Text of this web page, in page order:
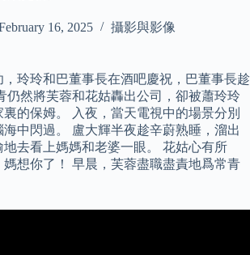
16, 2025 攝影與影像
玲玲和巴董事長在酒吧慶祝，巴董事長趁
仍然將芙蓉和花姑轟出公司，卻被蕭玲玲
的保姆。 入夜，當天電視中的場景分別
中閃過。 盧大輝半夜趁辛蔚熟睡，溜出
地去看上媽媽和老婆一眼。 花姑心有所
想你了！ 早晨，芙蓉盡職盡責地爲常青